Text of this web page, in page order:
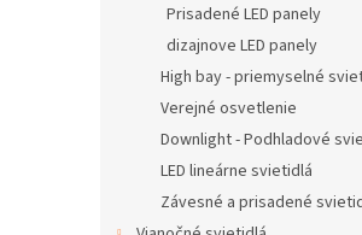
Prisadené LED panely
dizajnove LED panely
High bay - priemyselné
Verejné osvetlenie
Downlight - Podhladové
LED lineárne svietidlá
Závesné a prisadené